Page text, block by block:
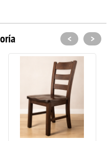
< >